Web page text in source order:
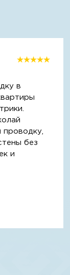
в
проводку,
без
и